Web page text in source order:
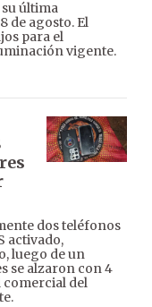
su última
de agosto. El
para el
vigente.
dos teléfonos
activado,
luego de un
se alzaron con 4
comercial del